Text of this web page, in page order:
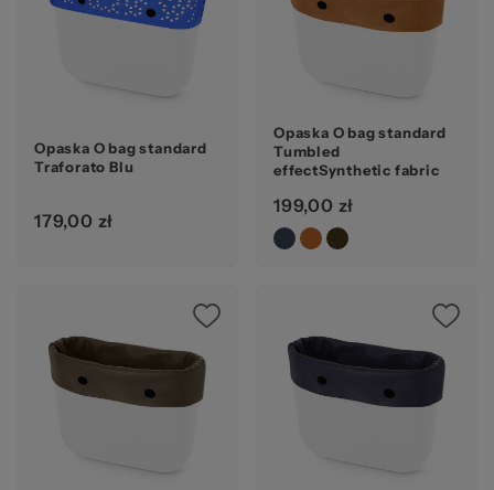
Opaska O bag standard
Traforato Blu
179,00 zł
Opaska O bag standard
Tumbled
effectSynthetic fabric
199,00 zł